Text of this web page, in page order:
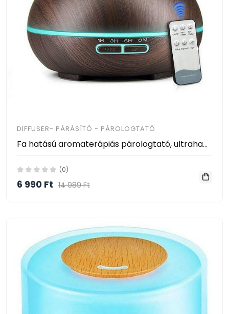
DIFFUSER- PÁRÁSÍTÓ - PÁROLOGTATÓ
Fa hatású aromaterápiás párologtató, ultrahangos párásító és illatosító 500ml - távirányítóval
(0)
6 990 Ft 14 989 Ft